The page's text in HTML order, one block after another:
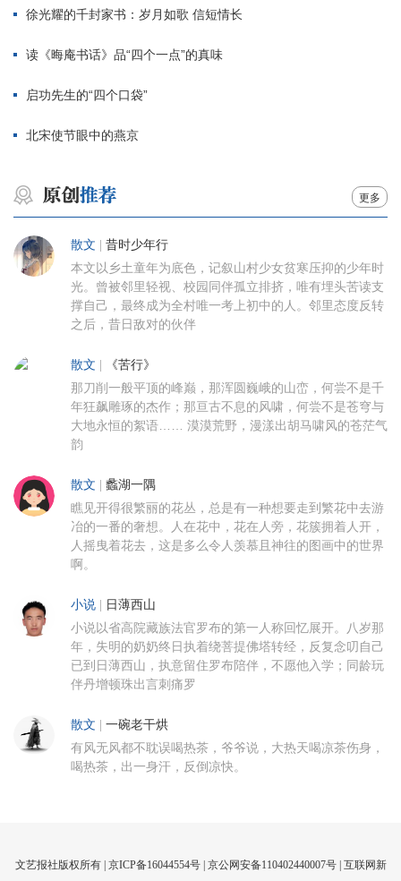
徐光耀的千封家书：岁月如歌 信短情长
读《晦庵书话》品“四个一点”的真味
启功先生的“四个口袋”
北宋使节眼中的燕京
更多
散文 昔时少年行
本文以乡土童年为底色，记叙山村少女贫寒压抑的少年时
光。曾被邻里轻视、校园同伴孤立排挤，唯有埋头苦读支
撑自己，最终成为全村唯一考上初中的人。邻里态度反转
之后，昔日敌对的伙伴
散文 《苦行》
那刀削一般平顶的峰巅，那浑圆巍峨的山峦，何尝不是千
年狂飙雕琢的杰作；那亘古不息的风啸，何尝不是苍穹与
大地永恒的絮语…… 漠漠荒野，漫漾出胡马啸风的苍茫气
韵
散文 蠡湖一隅
瞧见开得很繁丽的花丛，总是有一种想要走到繁花中去游
冶的一番的奢想。人在花中，花在人旁，花簇拥着人开，
人摇曳着花去，这是多么令人羡慕且神往的图画中的世界
啊。
小说 日薄西山
小说以省高院藏族法官罗布的第一人称回忆展开。八岁那
年，失明的奶奶终日执着绕菩提佛塔转经，反复念叨自己
已到日薄西山，执意留住罗布陪伴，不愿他入学；同龄玩
伴丹增顿珠出言刺痛罗
散文 一碗老干烘
有风无风都不耽误喝热茶，爷爷说，大热天喝凉茶伤身，
喝热茶，出一身汗，反倒凉快。
文艺报社版权所有 | 京ICP备16044554号| 京公网安备110402440007号 | 互联网新